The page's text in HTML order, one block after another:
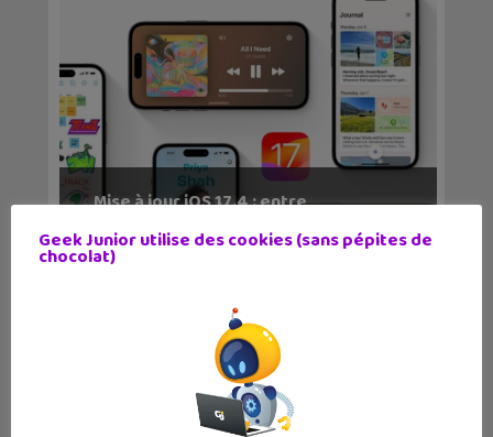
Mise à jour iOS 17.4 : entre
Geek Junior utilise des cookies (sans pépites de
chocolat)